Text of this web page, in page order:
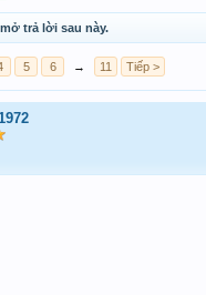
trả lời sau này.
5 6 → 11 Tiếp >